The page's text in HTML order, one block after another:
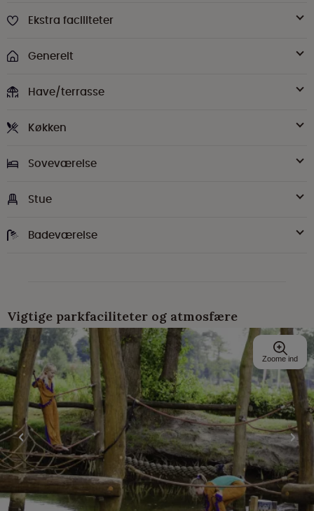
Ekstra faciliteter
Generelt
Have/terrasse
Køkken
Soveværelse
Stue
Badeværelse
Vigtige parkfaciliteter og atmosfære
Zoome ind